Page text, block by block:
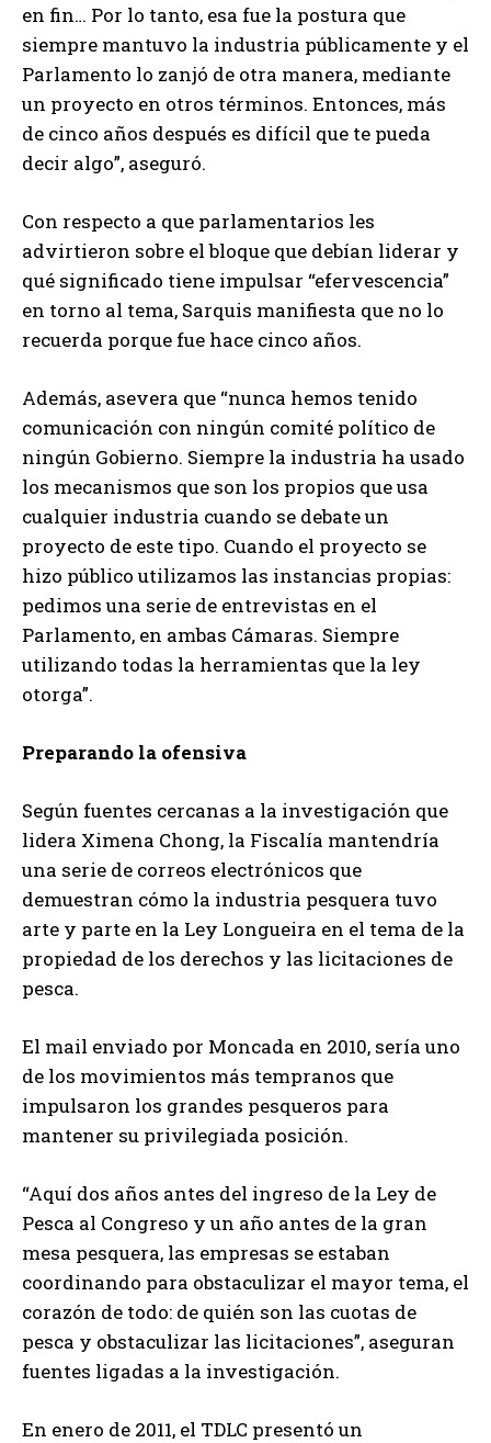
en fin… Por lo tanto, esa fue la postura que
siempre mantuvo la industria públicamente y el
Parlamento lo zanjó de otra manera, mediante
un proyecto en otros términos. Entonces, más
de cinco años después es difícil que te pueda
decir algo”, aseguró.
Con respecto a que parlamentarios les
advirtieron sobre el bloque que debían liderar y
qué significado tiene impulsar “efervescencia”
en torno al tema, Sarquis manifiesta que no lo
recuerda porque fue hace cinco años.
Además, asevera que “nunca hemos tenido
comunicación con ningún comité político de
ningún Gobierno. Siempre la industria ha usado
los mecanismos que son los propios que usa
cualquier industria cuando se debate un
proyecto de este tipo. Cuando el proyecto se
hizo público utilizamos las instancias propias:
pedimos una serie de entrevistas en el
Parlamento, en ambas Cámaras. Siempre
utilizando todas la herramientas que la ley
otorga”.
Preparando la ofensiva
Según fuentes cercanas a la investigación que
lidera Ximena Chong, la Fiscalía mantendría
una serie de correos electrónicos que
demuestran cómo la industria pesquera tuvo
arte y parte en la Ley Longueira en el tema de la
propiedad de los derechos y las licitaciones de
pesca.
El mail enviado por Moncada en 2010, sería uno
de los movimientos más tempranos que
impulsaron los grandes pesqueros para
mantener su privilegiada posición.
“Aquí dos años antes del ingreso de la Ley de
Pesca al Congreso y un año antes de la gran
mesa pesquera, las empresas se estaban
coordinando para obstaculizar el mayor tema, el
corazón de todo: de quién son las cuotas de
pesca y obstaculizar las licitaciones”, aseguran
fuentes ligadas a la investigación.
En enero de 2011, el TDLC presentó un